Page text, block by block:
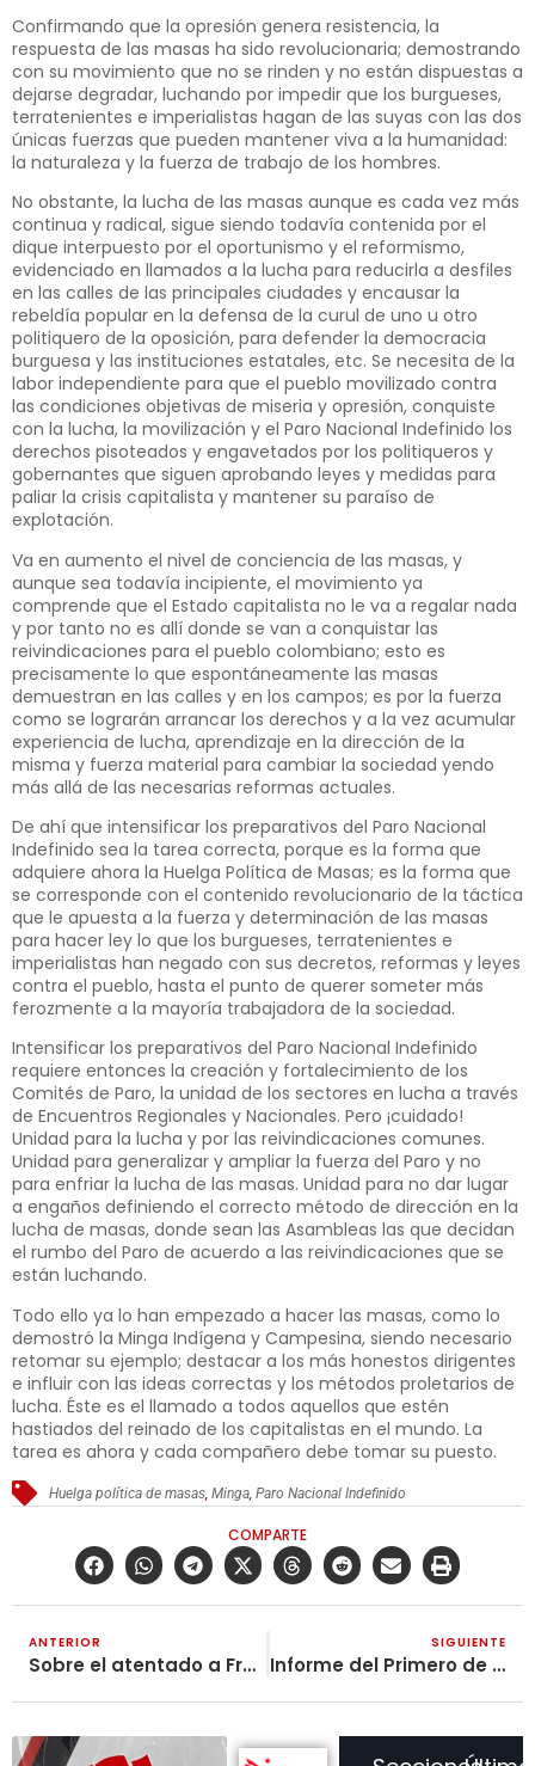
Confirmando que la opresión genera resistencia, la
respuesta de las masas ha sido revolucionaria; demostrando
con su movimiento que no se rinden y no están dispuestas a
dejarse degradar, luchando por impedir que los burgueses,
terratenientes e imperialistas hagan de las suyas con las dos
únicas fuerzas que pueden mantener viva a la humanidad:
la naturaleza y la fuerza de trabajo de los hombres.
No obstante, la lucha de las masas aunque es cada vez más
continua y radical, sigue siendo todavía contenida por el
dique interpuesto por el oportunismo y el reformismo,
evidenciado en llamados a la lucha para reducirla a desfiles
en las calles de las principales ciudades y encausar la
rebeldía popular en la defensa de la curul de uno u otro
politiquero de la oposición, para defender la democracia
burguesa y las instituciones estatales, etc. Se necesita de la
labor independiente para que el pueblo movilizado contra
las condiciones objetivas de miseria y opresión, conquiste
con la lucha, la movilización y el Paro Nacional Indefinido los
derechos pisoteados y engavetados por los politiqueros y
gobernantes que siguen aprobando leyes y medidas para
paliar la crisis capitalista y mantener su paraíso de
explotación.
Va en aumento el nivel de conciencia de las masas, y
aunque sea todavía incipiente, el movimiento ya
comprende que el Estado capitalista no le va a regalar nada
y por tanto no es allí donde se van a conquistar las
reivindicaciones para el pueblo colombiano; esto es
precisamente lo que espontáneamente las masas
demuestran en las calles y en los campos; es por la fuerza
como se lograrán arrancar los derechos y a la vez acumular
experiencia de lucha, aprendizaje en la dirección de la
misma y fuerza material para cambiar la sociedad yendo
más allá de las necesarias reformas actuales.
De ahí que intensificar los preparativos del Paro Nacional
Indefinido sea la tarea correcta, porque es la forma que
adquiere ahora la Huelga Política de Masas; es la forma que
se corresponde con el contenido revolucionario de la táctica
que le apuesta a la fuerza y determinación de las masas
para hacer ley lo que los burgueses, terratenientes e
imperialistas han negado con sus decretos, reformas y leyes
contra el pueblo, hasta el punto de querer someter más
ferozmente a la mayoría trabajadora de la sociedad.
Intensificar los preparativos del Paro Nacional Indefinido
requiere entonces la creación y fortalecimiento de los
Comités de Paro, la unidad de los sectores en lucha a través
de Encuentros Regionales y Nacionales. Pero ¡cuidado!
Unidad para la lucha y por las reivindicaciones comunes.
Unidad para generalizar y ampliar la fuerza del Paro y no
para enfriar la lucha de las masas. Unidad para no dar lugar
a engaños definiendo el correcto método de dirección en la
lucha de masas, donde sean las Asambleas las que decidan
el rumbo del Paro de acuerdo a las reivindicaciones que se
están luchando.
Todo ello ya lo han empezado a hacer las masas, como lo
demostró la Minga Indígena y Campesina, siendo necesario
retomar su ejemplo; destacar a los más honestos dirigentes
e influir con las ideas correctas y los métodos proletarios de
lucha. Éste es el llamado a todos aquellos que estén
hastiados del reinado de los capitalistas en el mundo. La
tarea es ahora y cada compañero debe tomar su puesto.
Huelga política de masas ,Minga ,Paro Nacional Indefinido
COMPARTE
ANTERIOR
Sobre el atentado a Francia Márquez y otros líderes sociales
SIGUIENTE
Informe del Primero de Mayo en Colombia